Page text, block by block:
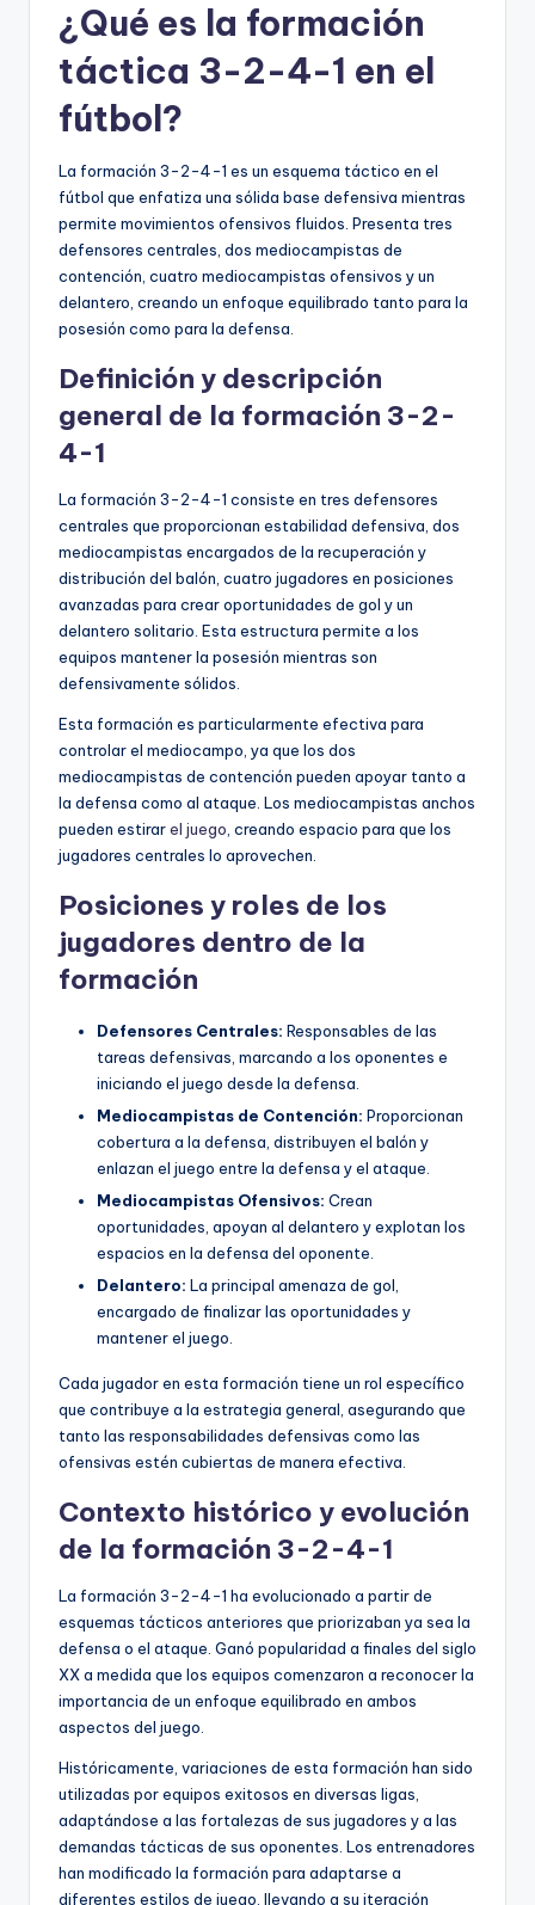
¿Qué es la formación
táctica 3-2-4-1 en el
fútbol?
La formación 3-2-4-1 es un esquema táctico en el
fútbol que enfatiza una sólida base defensiva mientras
permite movimientos ofensivos fluidos. Presenta tres
defensores centrales, dos mediocampistas de
contención, cuatro mediocampistas ofensivos y un
delantero, creando un enfoque equilibrado tanto para la
posesión como para la defensa.
Definición y descripción
general de la formación 3-2-
4-1
La formación 3-2-4-1 consiste en tres defensores
centrales que proporcionan estabilidad defensiva, dos
mediocampistas encargados de la recuperación y
distribución del balón, cuatro jugadores en posiciones
avanzadas para crear oportunidades de gol y un
delantero solitario. Esta estructura permite a los
equipos mantener la posesión mientras son
defensivamente sólidos.
Esta formación es particularmente efectiva para
controlar el mediocampo, ya que los dos
mediocampistas de contención pueden apoyar tanto a
la defensa como al ataque. Los mediocampistas anchos
pueden estirarel juego , creando espacio para que los
jugadores centrales lo aprovechen.
Posiciones y roles de los
jugadores dentro de la
formación
Defensores Centrales: Responsables de las
tareas defensivas, marcando a los oponentes e
iniciando el juego desde la defensa.
Mediocampistas de Contención: Proporcionan
cobertura a la defensa, distribuyen el balón y
enlazan el juego entre la defensa y el ataque.
Mediocampistas Ofensivos: Crean
oportunidades, apoyan al delantero y explotan los
espacios en la defensa del oponente.
Delantero: La principal amenaza de gol,
encargado de finalizar las oportunidades y
mantener el juego.
Cada jugador en esta formación tiene un rol específico
que contribuye a la estrategia general, asegurando que
tanto las responsabilidades defensivas como las
ofensivas estén cubiertas de manera efectiva.
Contexto histórico y evolución
de la formación 3-2-4-1
La formación 3-2-4-1 ha evolucionado a partir de
esquemas tácticos anteriores que priorizaban ya sea la
defensa o el ataque. Ganó popularidad a finales del siglo
XX a medida que los equipos comenzaron a reconocer la
importancia de un enfoque equilibrado en ambos
aspectos del juego.
Históricamente, variaciones de esta formación han sido
utilizadas por equipos exitosos en diversas ligas,
adaptándose a las fortalezas de sus jugadores y a las
demandas tácticas de sus oponentes. Los entrenadores
han modificado la formación para adaptarse a
diferentes estilos de juego, llevando a su iteración